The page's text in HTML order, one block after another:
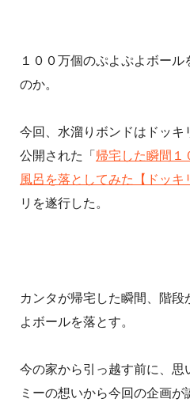
１００万個のぷよぷよボー
のか。
今回、水溜りボンドはドッキ
公開された「 帰宅した瞬間１
風呂を落としてみた【ドッキ
リを遂行した。
カンタが帰宅した瞬間、階
よボールを落とす。
今の家から引っ越す前に、思
ミーの想いから今回の企画が